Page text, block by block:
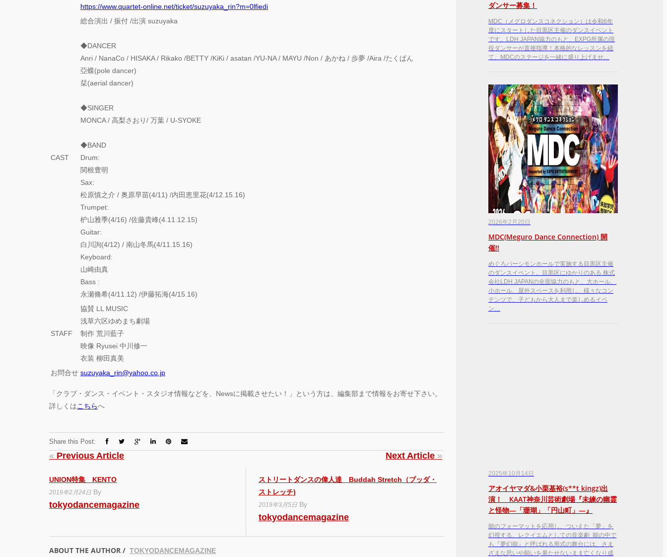
https://www.quartet-online.net/ticket/suzuyaka_rin?m=0lfiedi
CAST
総合演出 / 振付 /出演 suzuyaka
◆DANCER
Anri / NanaCo / HISAKA / Rikako /BETTY /KiKi / asatan /YU-NA / MAYU /Non / あかね / 歩夢 /Aira /たくぱん
亞蝶(pole dancer)
栞(aerial dancer)
◆SINGER
MONCA / 高梨さおり/ 万葉 / U-SYOKE
◆BAND
Drum:
関根豊明
Sax:
松原慎之介 / 奥原早苗(4/11) /内田恵里花(4/12.15.16)
Trumpet:
枦山雅季(4/16) /佐藤貴峰(4.11.12.15)
Guitar:
白川詢(4/12) / 南山冬馬(4/11.15.16)
Keyboard:
山崎由真
Bass :
永瀬脩希(4/11.12) /伊藤拓海(4/15.16)
STAFF
協賛 LL MUSIC
浅草六区ゆめまち劇場
制作 荒川藍子
映像 Ryusei 中川修一
衣装 柳田真美
お問合せ suzuyaka_rin@yahoo.co.jp
「クラブ・ダンス・イベント・スタジオ情報などを、Newsに掲載させたい！」という方は、編集部まで情報をお寄せ下さい。
詳しくはこちらへ
Share this Post:
« Previous Article
UNION特集 KENTO
2019年2月24日 By
tokyodancemagazine
Next Article »
ストリートダンスの偉人達 Buddah Stretch（ブッダ・
ストレッチ)
2019年3月5日 By
tokyodancemagazine
ABOUT THE AUTHOR / TOKYODANCEMAGAZINE
ダンサー募集！
MDC（メグロダンスコネクション）は令和6年
度にスタートした目黒区主催のダンスイベント
です。LDH JAPAN協力のもと、EXPG所属の現
役ダンサーが直接指導！本格的なレッスンを経
て、MDCのステージを一緒に盛り上げませ…
2026年2月20日
MDC(Meguro Dance Connection) 開
催!!
めぐろパーシモンホールで実施する目黒区主催
のダンスイベント。目黒区にゆかりのある 株式
会社LDH JAPANの全面協力のもと、大ホール、
小ホール、屋外スペースを利用し、様々なコン
テンツで、子どもから大人まで楽しめるイベ
ン…
2025年10月14日
アオイヤマダ&小栗基裕(s**t kingz)出
演！ KAAT神奈川芸術劇場『未練の幽霊
と怪物―「珊瑚」「円山町」―』
能のフォーマットを応用し、ついえた「夢」を
幻視する、レクイエムとしての音楽劇 能の中で
も『夢幻能』と呼ばれる形式の舞台には、さま
ざまな思いや願いを果たせないまま亡くなり成